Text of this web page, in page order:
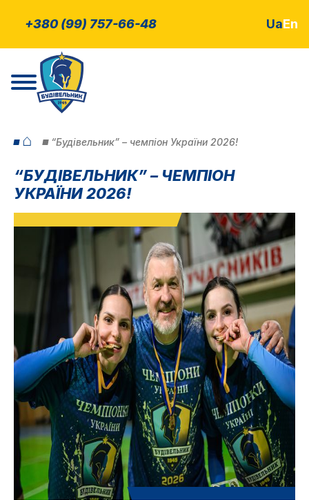
+380 (99) 757-66-48 UaEn
⌂ “Будівельник” – чемпіон України 2026!
“БУДІВЕЛЬНИК” – ЧЕМПІОН
УКРАЇНИ 2026!